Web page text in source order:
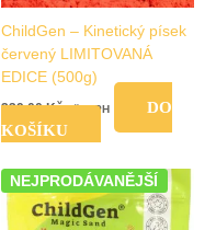
ChildGen – Kinetický písek
červený LIMITOVANÁ
EDICE (500g)
239,00Kč vč. DPH
DO
KOŠÍKU
NEJPRODÁVANĚJŠÍ